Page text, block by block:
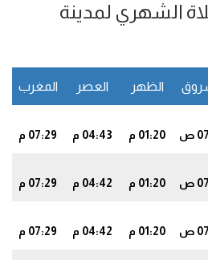
الشهري لمدينة
الظهر العصر المغرب
ص 01:20 م 04:43 م 07:29 م
ص 01:20 م 04:42 م 07:29 م
ص 01:20 م 04:42 م 07:29 م